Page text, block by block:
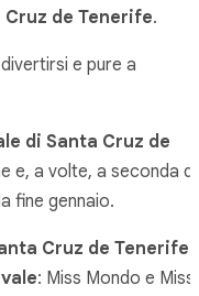
de Tenerife.
e pure a
di Santa Cruz de
e, a volte, a seconda di
fine gennaio.
Cruz de Tenerife
: Miss Mondo e Miss